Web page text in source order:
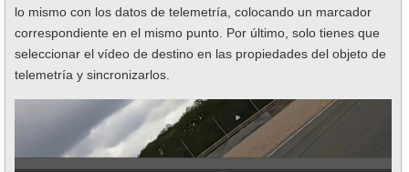
lo mismo con los datos de telemetría, colocando un marcador
correspondiente en el mismo punto. Por último, solo tienes que
seleccionar el vídeo de destino en las propiedades del objeto de
telemetría y sincronizarlos.